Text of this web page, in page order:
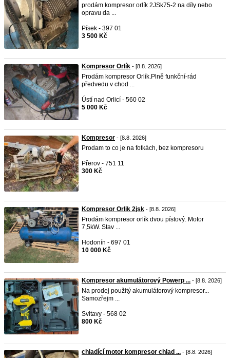
prodám kompresor orlík 2JSk75-2 na díly nebo
opravu da ...
Písek - 397 01
3 500 Kč
Kompresor Orlík - [8.8. 2026]
Prodám kompresor Orlík.Plně funkční-rád
předvedu v chod ...
Ústí nad Orlicí - 560 02
5 000 Kč
Kompresor - [8.8. 2026]
Prodam to co je na fotkách, bez kompresoru
Přerov - 751 11
300 Kč
Kompresor Orlik 2jsk - [8.8. 2026]
Prodám kompresor orlík dvou pístový. Motor
7,5kW. Stav ...
Hodonín - 697 01
10 000 Kč
Kompresor akumulátorový Powerp ... - [8.8. 2026]
Na prodej použitý akumulátorový kompresor...
Samozřejm ...
Svitavy - 568 02
800 Kč
chladící motor kompresor chlad ... - [8.8. 2026]